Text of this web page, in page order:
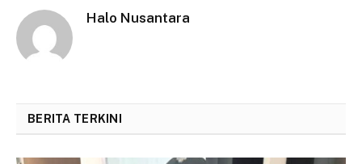
Halo Nusantara
BERITA TERKINI